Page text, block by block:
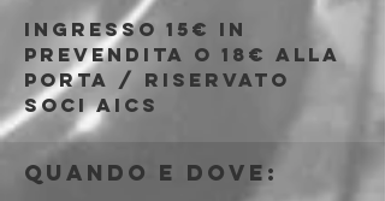
Ingresso 15€ in
prevendita o 18€ alla
porta / riservato
soci AICS
Quando e dove: